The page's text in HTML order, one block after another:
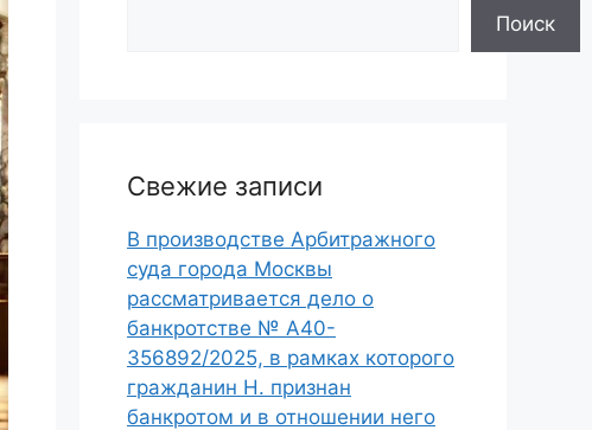
Поиск
Свежие записи
В производстве Арбитражного
суда города Москвы
рассматривается дело о
банкротстве № А40-
356892/2025, в рамках которого
гражданин Н. признан
банкротом и в отношении него